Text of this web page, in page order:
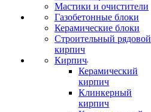
Мастики и очистители
Газобетонные блоки
Керамические блоки
Строительный рядовой
кирпич
Кирпич
Керамический
кирпич
Клинкерный
кирпич